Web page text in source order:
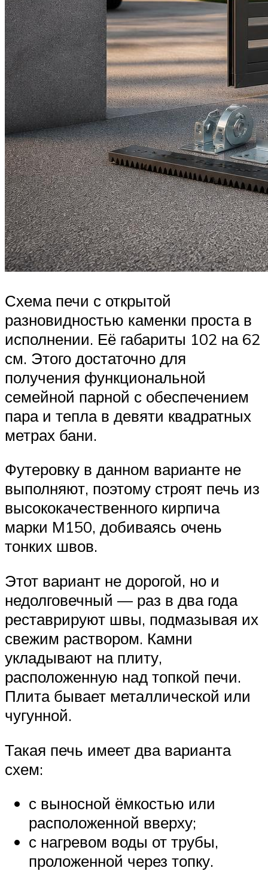
Схема печи с открытой
разновидностью каменки проста в
исполнении. Её габариты 102 на 62
см. Этого достаточно для
получения функциональной
семейной парной с обеспечением
пара и тепла в девяти квадратных
метрах бани.
Футеровку в данном варианте не
выполняют, поэтому строят печь из
высококачественного кирпича
марки М150, добиваясь очень
тонких швов.
Этот вариант не дорогой, но и
недолговечный — раз в два года
реставрируют швы, подмазывая их
свежим раствором. Камни
укладывают на плиту,
расположенную над топкой печи.
Плита бывает металлической или
чугунной.
Такая печь имеет два варианта
схем:
с выносной ёмкостью или
расположенной вверху;
с нагревом воды от трубы,
проложенной через топку.